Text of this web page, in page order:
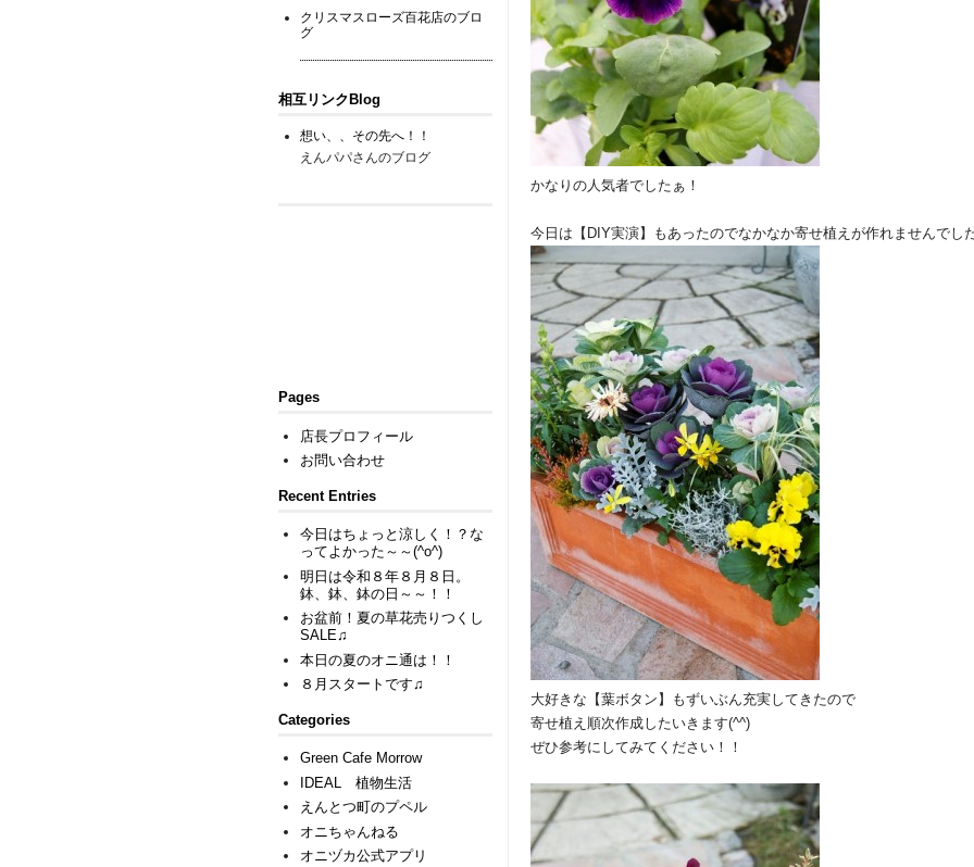
かなりの人気者でしたぁ！
今日は【DIY実演】もあったのでなかなか寄せ植えが作れませんでし
大好きな【葉ボタン】もずいぶん充実してきたので
寄せ植え順次作成したいきます(^^)
ぜひ参考にしてみてください！！
クリスマスローズ百花店のブロ
グ
相互リンクBlog
想い、、その先へ！！
えんパパさんのブログ
Pages
店長プロフィール
お問い合わせ
Recent Entries
今日はちょっと涼しく！？な
ってよかった～～(^o^)
明日は令和８年８月８日。
鉢、鉢、鉢の日～～！！
お盆前！夏の草花売りつくし
SALE♫
本日の夏のオニ通は！！
８月スタートです♫
Categories
Green Cafe Morrow
IDEAL 植物生活
えんとつ町のプペル
オニちゃんねる
オニヅカ公式アプリ